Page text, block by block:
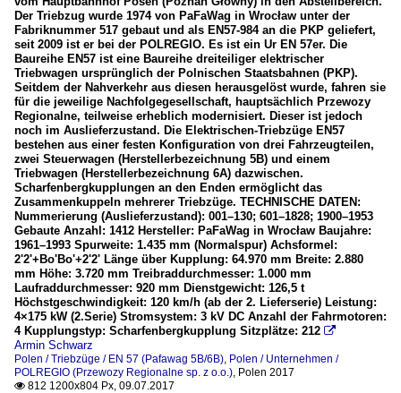
Der Triebzug wurde 1974 von PaFaWag in Wrocław unter der
Fabriknummer 517 gebaut und als EN57-984 an die PKP geliefert,
seit 2009 ist er bei der POLREGIO. Es ist ein Ur EN 57er. Die
Baureihe EN57 ist eine Baureihe dreiteiliger elektrischer
Triebwagen ursprünglich der Polnischen Staatsbahnen (PKP).
Seitdem der Nahverkehr aus diesen herausgelöst wurde, fahren sie
für die jeweilige Nachfolgegesellschaft, hauptsächlich Przewozy
Regionalne, teilweise erheblich modernisiert. Dieser ist jedoch
noch im Auslieferzustand. Die Elektrischen-Triebzüge EN57
bestehen aus einer festen Konfiguration von drei Fahrzeugteilen,
zwei Steuerwagen (Herstellerbezeichnung 5B) und einem
Triebwagen (Herstellerbezeichnung 6A) dazwischen.
Scharfenbergkupplungen an den Enden ermöglicht das
Zusammenkuppeln mehrerer Triebzüge. TECHNISCHE DATEN:
Nummerierung (Auslieferzustand): 001–130; 601–1828; 1900–1953
Gebaute Anzahl: 1412 Hersteller: PaFaWag in Wrocław Baujahre:
1961–1993 Spurweite: 1.435 mm (Normalspur) Achsformel:
2'2'+Bo'Bo'+2'2' Länge über Kupplung: 64.970 mm Breite: 2.880
mm Höhe: 3.720 mm Treibraddurchmesser: 1.000 mm
Laufraddurchmesser: 920 mm Dienstgewicht: 126,5 t
Höchstgeschwindigkeit: 120 km/h (ab der 2. Lieferserie) Leistung:
4×175 kW (2.Serie) Stromsystem: 3 kV DC Anzahl der Fahrmotoren:
4 Kupplungstyp: Scharfenbergkupplung Sitzplätze: 212 
Armin Schwarz
Polen / Triebzüge / EN 57 (Pafawag 5B/6B), Polen / Unternehmen /
POLREGIO (Przewozy Regionalne sp. z o.o.), Polen 2017
 812 1200x804 Px, 09.07.2017